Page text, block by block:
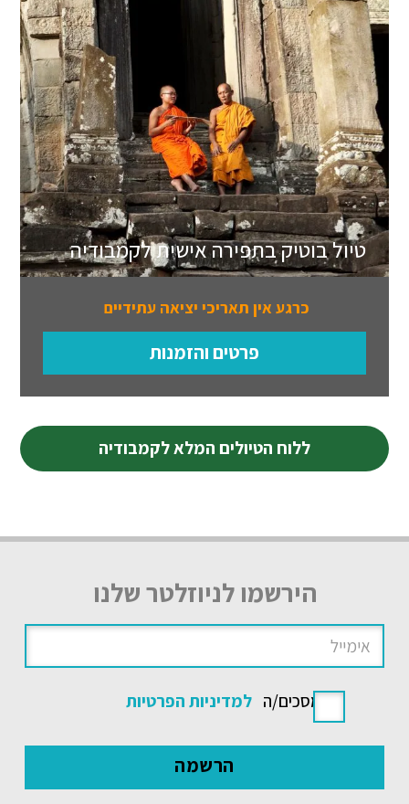
טיול בוטיק בתפירה אישית לקמבודיה
כרגע אין תאריכי יציאה עתידיים
פרטים והזמנות
ללוח הטיולים המלא לקמבודיה
הירשמו לניוזלטר שלנו
אני מסכים/ה למדיניות הפרטיות